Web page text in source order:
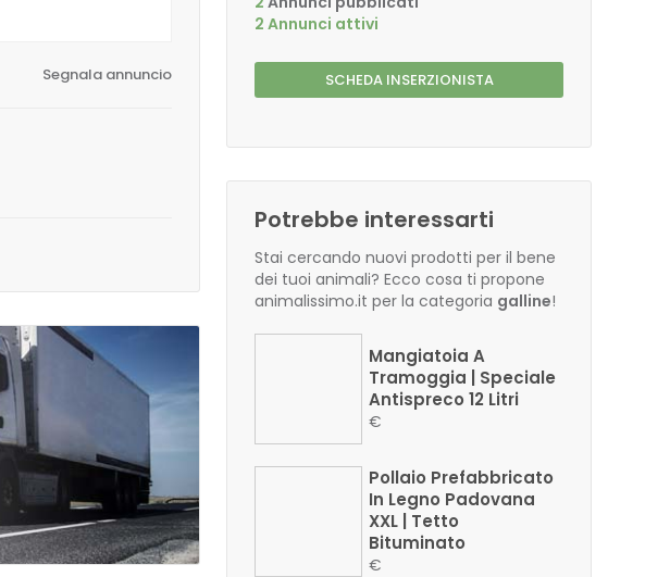
Segnala annuncio
2 Annunci attivi
SCHEDA INSERZIONISTA
Potrebbe interessarti
Stai cercando nuovi prodotti per il bene
dei tuoi animali? Ecco cosa ti propone
animalissimo.it per la categoria galline!
Mangiatoia A
Tramoggia | Speciale
Antispreco 12 Litri
€
Pollaio Prefabbricato
In Legno Padovana
XXL | Tetto
Bituminato
€